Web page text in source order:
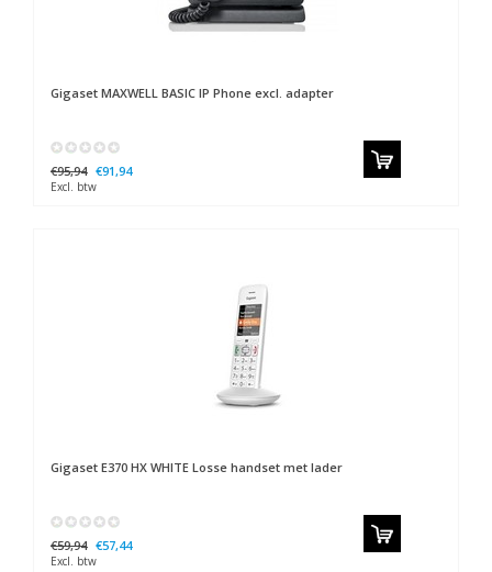
Gigaset MAXWELL BASIC IP Phone excl. adapter
€95,94 €91,94
Excl. btw
Gigaset E370 HX WHITE Losse handset met lader
€59,94 €57,44
Excl. btw